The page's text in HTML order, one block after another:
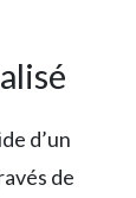
d’un
de